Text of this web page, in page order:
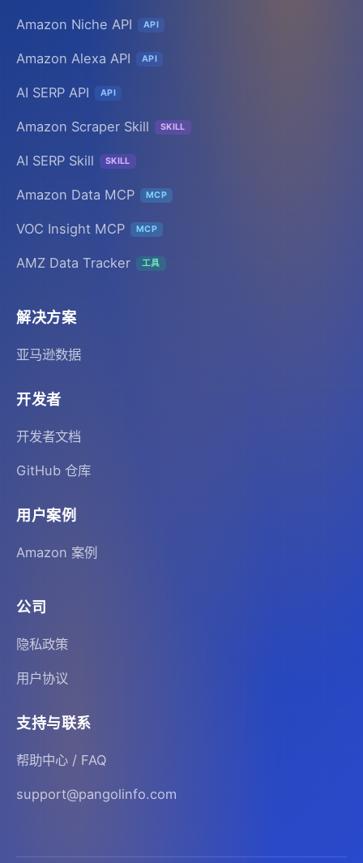
Amazon Niche API API
Amazon Alexa API API
AI SERP API API
Amazon Scraper Skill SKILL
AI SERP Skill SKILL
Amazon Data MCP MCP
VOC Insight MCP MCP
AMZ Data Tracker 工具
解决方案
亚马逊数据
开发者
开发者文档
GitHub 仓库
用户案例
Amazon 案例
公司
隐私政策
用户协议
支持与联系
帮助中心 / FAQ
support@pangolinfo.com